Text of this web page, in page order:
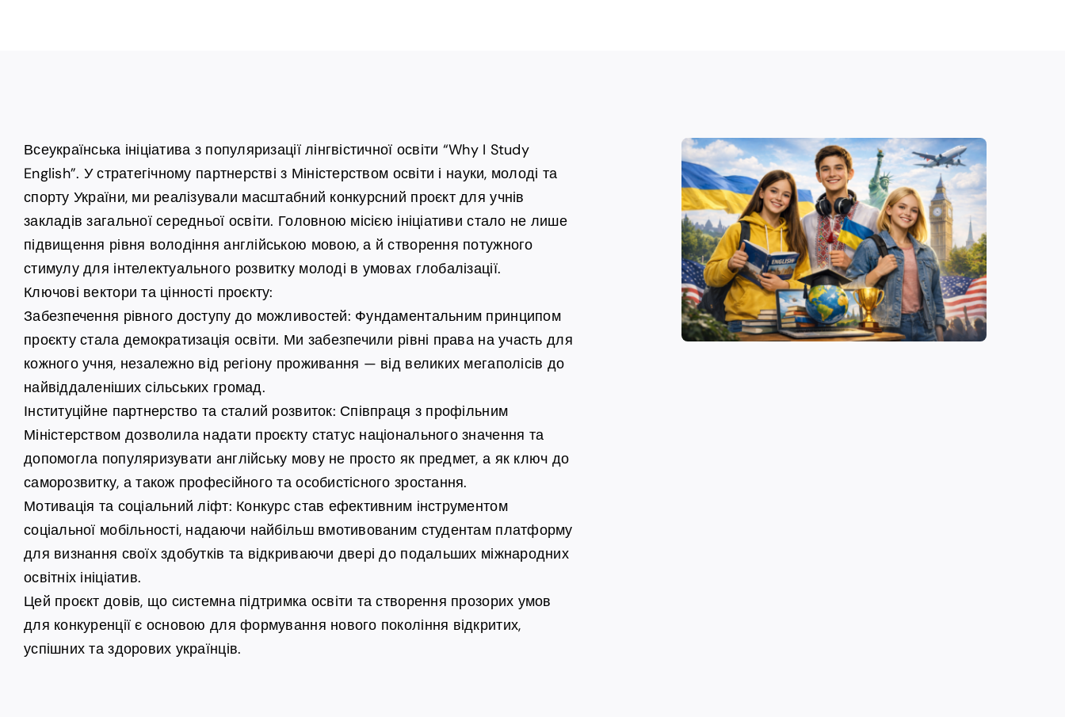
Всеукраїнська ініціатива з популяризації лінгвістичної освіти “Why I Study
English”. У стратегічному партнерстві з Міністерством освіти і науки, молоді та
спорту України, ми реалізували масштабний конкурсний проєкт для учнів
закладів загальної середньої освіти. Головною місією ініціативи стало не лише
підвищення рівня володіння англійською мовою, а й створення потужного
стимулу для інтелектуального розвитку молоді в умовах глобалізації.
Ключові вектори та цінності проєкту:
Забезпечення рівного доступу до можливостей: Фундаментальним принципом
проєкту стала демократизація освіти. Ми забезпечили рівні права на участь для
кожного учня, незалежно від регіону проживання — від великих мегаполісів до
найвіддаленіших сільських громад.
Інституційне партнерство та сталий розвиток: Співпраця з профільним
Міністерством дозволила надати проєкту статус національного значення та
допомогла популяризувати англійську мову не просто як предмет, а як ключ до
саморозвитку, а також професійного та особистісного зростання.
Мотивація та соціальний ліфт: Конкурс став ефективним інструментом
соціальної мобільності, надаючи найбільш вмотивованим студентам платформу
для визнання своїх здобутків та відкриваючи двері до подальших міжнародних
освітніх ініціатив.
Цей проєкт довів, що системна підтримка освіти та створення прозорих умов
для конкуренції є основою для формування нового покоління відкритих,
успішних та здорових українців.